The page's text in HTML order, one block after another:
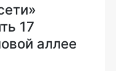
17
аллее